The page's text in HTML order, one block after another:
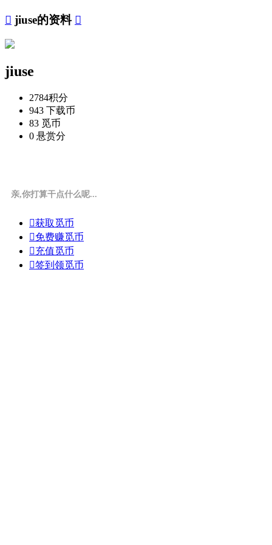
 jiuse的资料 
jiuse
2784积分
943 下载币
83 觅币
0 悬赏分
亲,你打算干点什么呢...
获取觅币
免费赚觅币
充值觅币
签到领觅币